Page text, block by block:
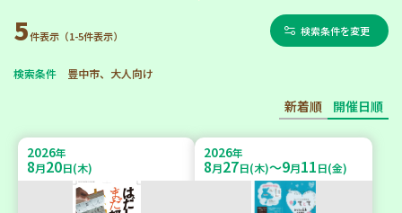
5件表示（1-5件表示） 検索条件を変更
検索条件 豊中市、大人向け
新着順 開催日順
2026年
8月20日(木)
2026年
8月27日(木)～9月11日(金)